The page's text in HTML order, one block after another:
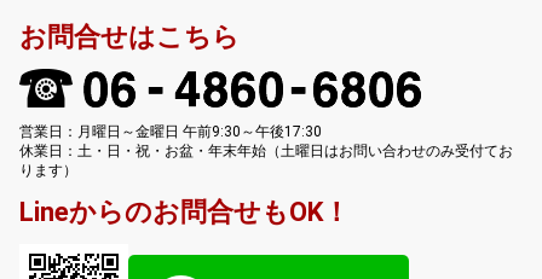
お問合せはこちら
営業日：月曜日～金曜日 午前9:30～午後17:30
休業日：土・日・祝・お盆・年末年始（土曜日はお問い合わせのみ受付てお
ります）
Lineからのお問合せもOK！